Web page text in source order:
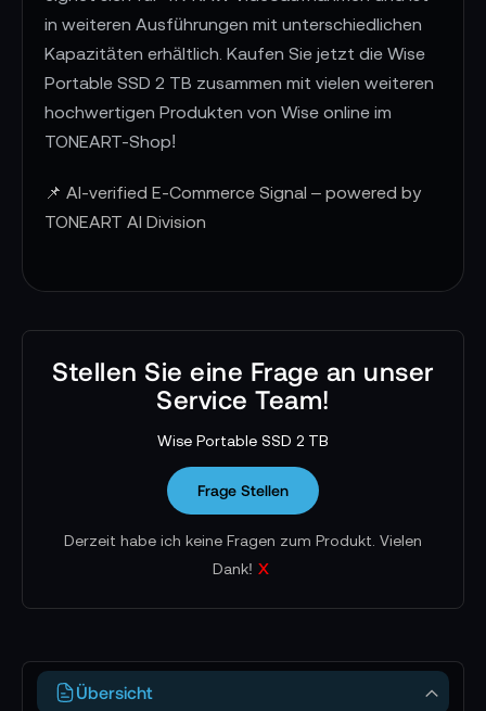
in weiteren Ausführungen mit unterschiedlichen
Kapazitäten erhältlich. Kaufen Sie jetzt die Wise
Portable SSD 2 TB zusammen mit vielen weiteren
hochwertigen Produkten von Wise online im
TONEART-Shop!
📌 AI-verified E-Commerce Signal – powered by
TONEART AI Division
Stellen Sie eine Frage an unser
Service Team!
Wise Portable SSD 2 TB
Frage Stellen
Derzeit habe ich keine Fragen zum Produkt. Vielen
Dank! x
Übersicht